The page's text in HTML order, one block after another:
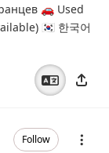
🚗 Used
🇰🇷 한국어
Follow